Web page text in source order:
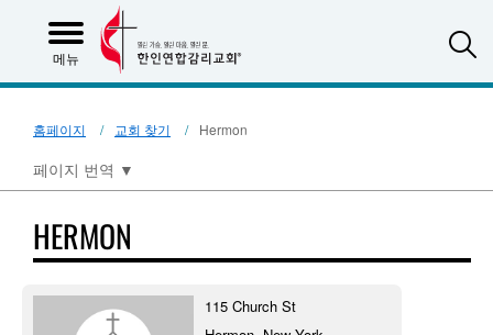
메뉴
홈페이지 교회 찾기 Hermon
페이지 번역 ▼
HERMON
115 Church St